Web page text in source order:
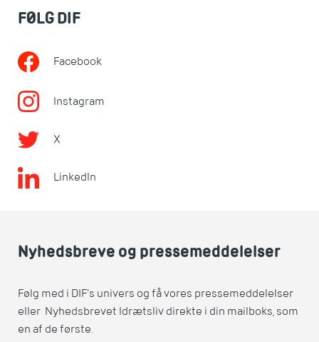
FØLG DIF
Facebook
Instagram
X
LinkedIn
Nyhedsbreve og pressemeddelelser
Følg med i DIF's univers og få vores pressemeddelelser
eller Nyhedsbrevet Idrætsliv direkte i din mailboks, som
en af de første.